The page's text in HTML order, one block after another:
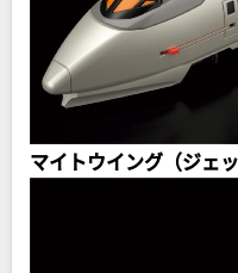
マイトウイング（ジェ